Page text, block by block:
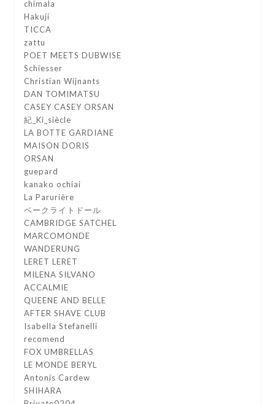
chimala
Hakuji
TICCA
zattu
POET MEETS DUBWISE
Schiesser
Christian Wijnants
DAN TOMIMATSU
CASEY CASEY ORSAN
紀_Ki_siècle
LA BOTTE GARDIANE
MAISON DORIS
ORSAN
guepard
kanako ochiai
La Parurière
ベークライトドール
CAMBRIDGE SATCHEL
MARCOMONDE
WANDERUNG
LERET LERET
MILENA SILVANO
ACCALMIE
QUEENE AND BELLE
AFTER SHAVE CLUB
Isabella Stefanelli
recomend
FOX UMBRELLAS
LE MONDE BERYL
Antonis Cardew
SHIHARA